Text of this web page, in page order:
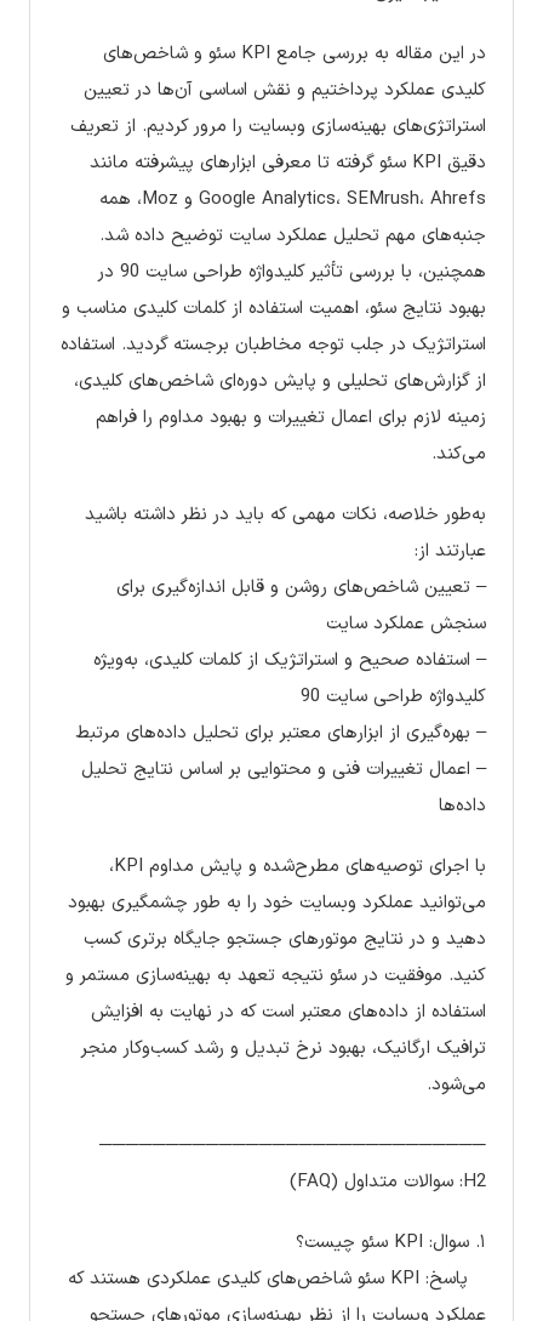
در این مقاله به بررسی جامع KPI سئو و شاخص‌های
کلیدی عملکرد پرداختیم و نقش اساسی آن‌ها در تعیین
استراتژی‌های بهینه‌سازی وبسایت را مرور کردیم. از تعریف
دقیق KPI سئو گرفته تا معرفی ابزارهای پیشرفته مانند
Google Analytics، SEMrush، Ahrefs و Moz، همه
جنبه‌های مهم تحلیل عملکرد سایت توضیح داده شد.
همچنین، با بررسی تأثیر کلیدواژه طراحی سایت 90 در
بهبود نتایج سئو، اهمیت استفاده از کلمات کلیدی مناسب و
استراتژیک در جلب توجه مخاطبان برجسته گردید. استفاده
از گزارش‌های تحلیلی و پایش دوره‌ای شاخص‌های کلیدی،
زمینه لازم برای اعمال تغییرات و بهبود مداوم را فراهم
می‌کند.
به‌طور خلاصه، نکات مهمی که باید در نظر داشته باشید
عبارتند از:
– تعیین شاخص‌های روشن و قابل اندازه‌گیری برای
سنجش عملکرد سایت
– استفاده صحیح و استراتژیک از کلمات کلیدی، به‌ویژه
کلیدواژه طراحی سایت 90
– بهره‌گیری از ابزارهای معتبر برای تحلیل داده‌های مرتبط
– اعمال تغییرات فنی و محتوایی بر اساس نتایج تحلیل
داده‌ها
با اجرای توصیه‌های مطرح‌شده و پایش مداوم KPI،
می‌توانید عملکرد وبسایت خود را به طور چشمگیری بهبود
دهید و در نتایج موتورهای جستجو جایگاه برتری کسب
کنید. موفقیت در سئو نتیجه تعهد به بهینه‌سازی مستمر و
استفاده از داده‌های معتبر است که در نهایت به افزایش
ترافیک ارگانیک، بهبود نرخ تبدیل و رشد کسب‌وکار منجر
می‌شود.
─────────────────────────────
H2: سوالات متداول (FAQ)
۱. سوال: KPI سئو چیست؟
پاسخ: KPI سئو شاخص‌های کلیدی عملکردی هستند که